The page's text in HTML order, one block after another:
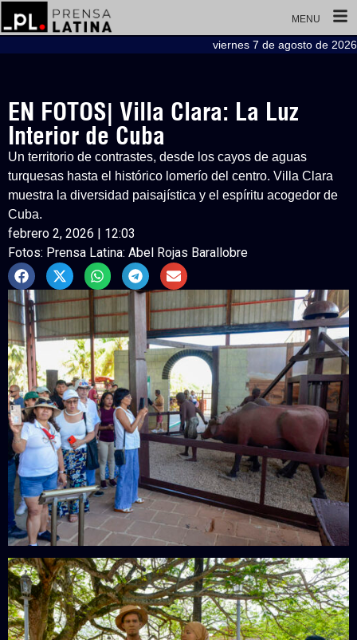
MENU
viernes 7 de agosto de 2026
EN FOTOS| Villa Clara: La Luz
Interior de Cuba
Un territorio de contrastes, desde los cayos de aguas
turquesas hasta el histórico lomerío del centro. Villa Clara
muestra la diversidad paisajística y el espíritu acogedor de
Cuba.
febrero 2, 2026 | 12:03
Fotos: Prensa Latina: Abel Rojas Barallobre